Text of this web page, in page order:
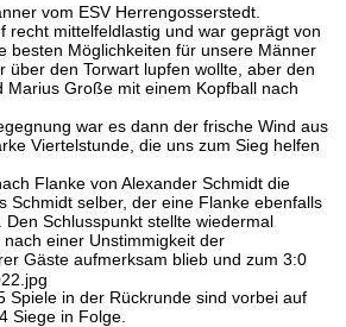
vom ESV Herrengosserstedt.
recht mittelfeldlastig und war geprägt von
besten Möglichkeiten für unsere Männer
über den Torwart lupfen wollte, aber den
Marius Große mit einem Kopfball nach
war es dann der frische Wind aus
Viertelstunde, die uns zum Sieg helfen
Flanke von Alexander Schmidt die
Schmidt selber, der eine Flanke ebenfalls
Schlusspunkt stellte wiedermal
einer Unstimmigkeit der
Gäste aufmerksam blieb und zum 3:0
Spiele in der Rückrunde sind vorbei auf
Siege in Folge.